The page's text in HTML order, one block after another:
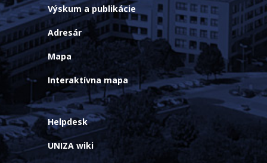
Výskum a publikácie
Adresár
Mapa
Interaktívna mapa
Helpdesk
UNIZA wiki